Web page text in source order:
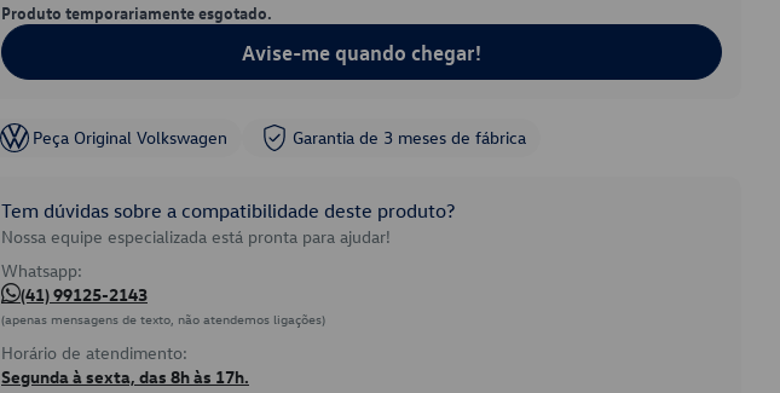
Produto temporariamente esgotado.
Avise-me quando chegar!
Peça Original Volkswagen Garantia de 3 meses de fábrica
Tem dúvidas sobre a compatibilidade deste produto?
Nossa equipe especializada está pronta para ajudar!
Whatsapp:
(41) 99125-2143
(apenas mensagens de texto, não atendemos ligações)
Horário de atendimento:
Segunda à sexta, das 8h às 17h.